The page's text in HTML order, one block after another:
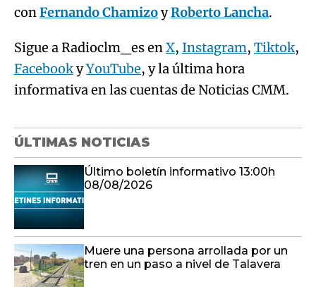
conFernando ChamizoyRoberto Lancha.
Sigue a Radioclm_es enX, Instagram, Tiktok,
FacebookyYouTube, y la última hora
informativa en las cuentas de Noticias CMM.
ÚLTIMAS NOTICIAS
Último boletín informativo 13:00h
08/08/2026
Muere una persona arrollada por un
tren en un paso a nivel de Talavera